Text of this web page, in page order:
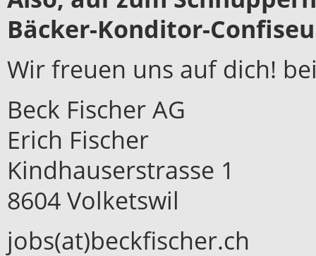
Bäcker-Konditor-
Wir freuen uns auf dich!
Beck Fischer AG
Erich Fischer
Kindhauserstrasse 1
8604 Volketswil
jobs(at)beckfischer.ch